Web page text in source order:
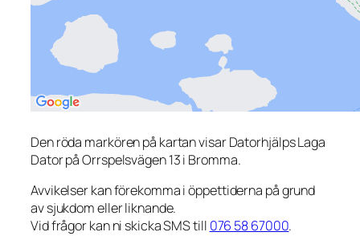
Den röda markören på kartan visar Datorhjälps Laga
Dator på Orrspelsvägen 13 i Bromma.
Avvikelser kan förekomma i öppettiderna på grund
av sjukdom eller liknande.
Vid frågor kan ni skicka SMS till 076 58 67000.